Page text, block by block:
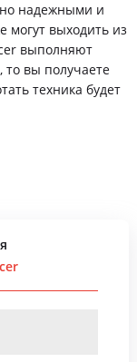
надежными и
могут выходить из
выполняют
то вы получаете
техника будет